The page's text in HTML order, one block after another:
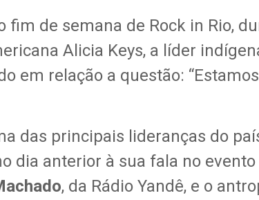
fim de semana de Rock in Rio,
Alicia Keys, a líder
em relação a questão:
das principais lideranças do
dia anterior à sua fala no
, da Rádio Yandê, e o